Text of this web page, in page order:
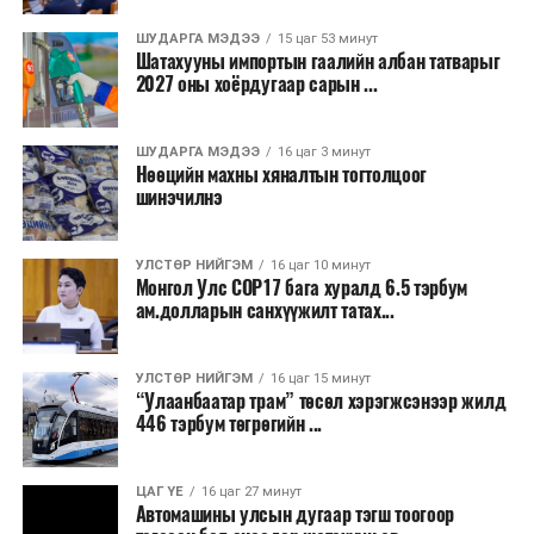
секундэд 4-9 метр. 25-27 хэм дулаан
байна.
2026 оны наймдугаар сарын 07-ноос
2026 оны наймдугаар сарын 11-нийг хүртэлх
цаг агаарын урьдчилсан төлөв
Наймдугаар сарын 7-нд баруун болон төвийн
аймгуудын нутгийн хойд хэсгээр, 8-нд баруун
аймгуудын нутгийн хойд хэсэг, төвийн
аймгуудын нутгийн зарим газраар, 9-нд баруун
аймгуудын нутгийн зүүн, говийн аймгуудын
нутгийн хойд, зүүн аймгуудын нутгийн баруун
хэсэг, төвийн аймгуудын ихэнх нутгаар, 10-нд
төв, зүүн, говийн аймгуудын ихэнх нутгаар
бороо, дуу цахилгаантай аадар бороо орно. Салхи
ихэнх хугацаанд секундэд 5-10 метр, 9-нд
Алтайн салбар уулс, Арц-Богдын өвөр
ШУДАРГА МЭДЭЭ 15 цаг 53 минут
Шатахууны импортын гаалийн албан татварыг
2027 оны хоёрдугаар сарын ...
ШУДАРГА МЭДЭЭ 16 цаг 3 минут
Нөөцийн махны хяналтын тогтолцоог
шинэчилнэ
УЛСТӨР НИЙГЭМ 16 цаг 10 минут
Монгол Улс COP17 бага хуралд 6.5 тэрбум
ам.долларын санхүүжилт татах...
УЛСТӨР НИЙГЭМ 16 цаг 15 минут
“Улаанбаатар трам” төсөл хэрэгжсэнээр жилд
446 тэрбум төгрөгийн ...
ЦАГ ҮЕ 16 цаг 27 минут
Автомашины улсын дугаар тэгш тоогоор